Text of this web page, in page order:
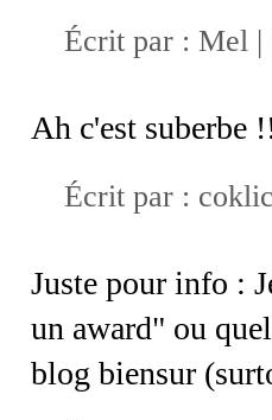
Écrit par : Mel |
Ah c'est suberbe
Écrit par :
Juste pour info :
un award" ou
blog biensur